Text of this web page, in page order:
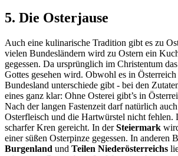
5. Die Osterjause
Auch eine kulinarische Tradition gibt es zu
vielen Bundesländern wird zu Ostern ein
gegessen. Da ursprünglich im Christentum
Gottes gesehen wird. Obwohl es in
Bundesland unterschiede gibt - bei den
eines ganz klar: Ohne Osterei gibt’s in
Nach der langen Fastenzeit darf natürlich
Osterfleisch und die Hartwürstel nicht fehlen.
scharfer Kren gereicht. In derSteiermark
einer süßen Osterpinze gegessen. In anderen
Burgenland und Teilen Niederösterreichs